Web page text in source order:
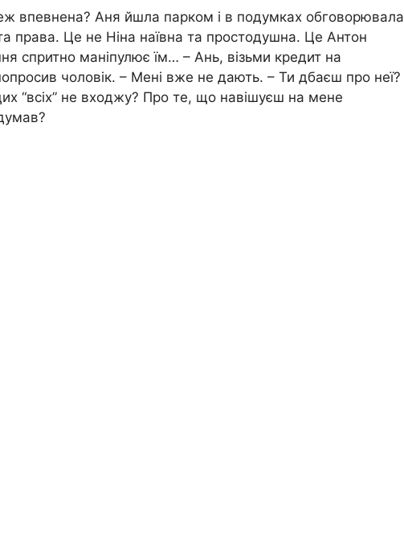
впевнена? Аня йшла парком і в подумках обговорювала
права. Це не Ніна наївна та простодушна. Це Антон
спритно маніпулює їм… – Ань, візьми кредит на
чоловік. – Мені вже не дають. – Ти дбаєш про неї?
“всіх” не входжу? Про те, що навішуєш на мене